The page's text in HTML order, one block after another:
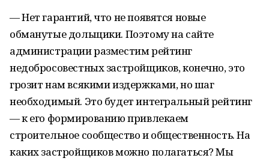
— Нет гарантий, что не появятся новые
обманутые дольщики. Поэтому на сайте
администрации разместим рейтинг
недобросовестных застройщиков, конечно, это
грозит нам всякими издержками, но шаг
необходимый. Это будет интегральный рейтинг
— к его формированию привлекаем
строительное сообщество и общественность. На
каких застройщиков можно полагаться? Мы